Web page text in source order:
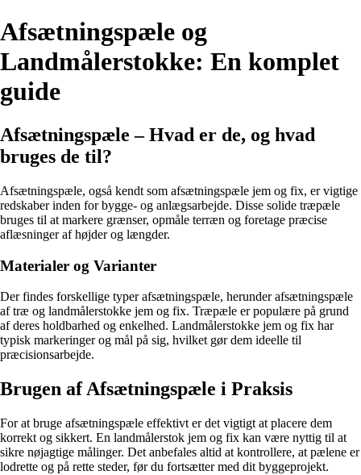
Afsætningspæle og
Landmålerstokke: En komplet
guide
Afsætningspæle – Hvad er de, og hvad
bruges de til?
Afsætningspæle, også kendt som afsætningspæle jem og fix, er vigtige
redskaber inden for bygge- og anlægsarbejde. Disse solide træpæle
bruges til at markere grænser, opmåle terræn og foretage præcise
aflæsninger af højder og længder.
Materialer og Varianter
Der findes forskellige typer afsætningspæle, herunder afsætningspæle
af træ og landmålerstokke jem og fix. Træpæle er populære på grund
af deres holdbarhed og enkelhed. Landmålerstokke jem og fix har
typisk markeringer og mål på sig, hvilket gør dem ideelle til
præcisionsarbejde.
Brugen af Afsætningspæle i Praksis
For at bruge afsætningspæle effektivt er det vigtigt at placere dem
korrekt og sikkert. En landmålerstok jem og fix kan være nyttig til at
sikre nøjagtige målinger. Det anbefales altid at kontrollere, at pælene er
lodrette og på rette steder, før du fortsætter med dit byggeprojekt.